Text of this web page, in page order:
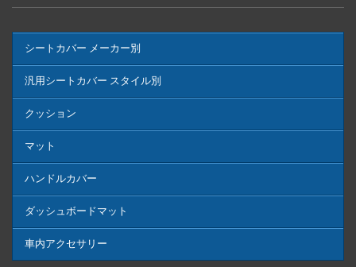
シートカバー メーカー別
汎用シートカバー スタイル別
クッション
マット
ハンドルカバー
ダッシュボードマット
車内アクセサリー